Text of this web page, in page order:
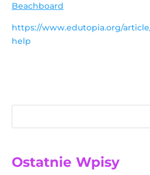
Beachboard
https://www.edutopia.org/
help
Ostatnie Wpisy